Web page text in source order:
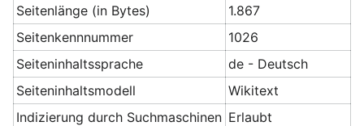
Seitenlänge (in Bytes)
1.867
Seitenkennnummer
1026
Seiteninhaltssprache
de - Deutsch
Seiteninhaltsmodell
Wikitext
Indizierung durch Suchmaschinen Erlaubt